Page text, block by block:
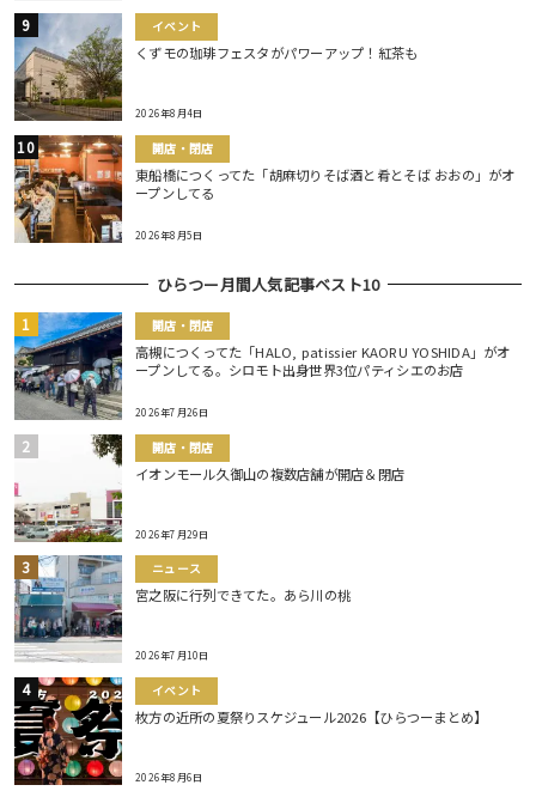
イベント
くずモの珈琲フェスタがパワーアップ！紅茶も
2026年8月4日
開店・閉店
東船橋につくってた「胡麻切りそば酒と肴とそば おおの」がオ
ープンしてる
2026年8月5日
ひらつー月間人気記事ベスト10
開店・閉店
高槻につくってた「HALO, patissier KAORU YOSHIDA」がオ
ープンしてる。シロモト出身世界3位パティシエのお店
2026年7月26日
開店・閉店
イオンモール久御山の複数店舗が開店＆閉店
2026年7月29日
ニュース
宮之阪に行列できてた。あら川の桃
2026年7月10日
イベント
枚方の近所の夏祭りスケジュール2026【ひらつーまとめ】
2026年8月6日